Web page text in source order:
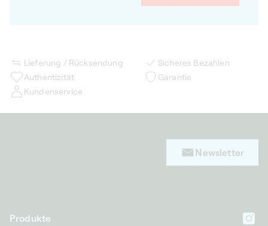
Lieferung / Rücksendung
Sicheres Bezahlen
Authentizität
Garantie
Kundenservice
Produkte
Newsletter